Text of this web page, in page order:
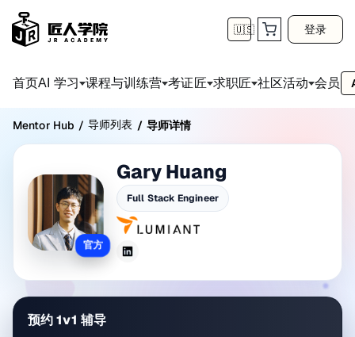
🇺🇸 登录
首页AI 学习 课程与训练营 考证匠 求职匠 社区活动 会员
Mentor Hub / 导师列表 / 导师详情
官方
Gary Huang
Full Stack Engineer
预约 1v1 辅导